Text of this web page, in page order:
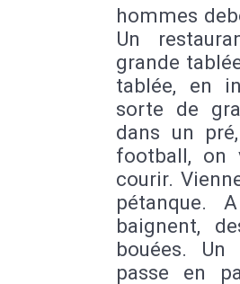
hommes
Un
grande
tablée, en
sorte de
dans un
football, on
courir.
pétanque.
baignent,
bouées.
passe en